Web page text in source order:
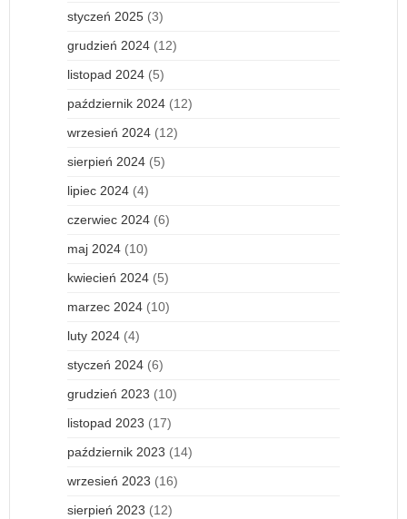
styczeń 2025 (3)
grudzień 2024 (12)
listopad 2024 (5)
październik 2024 (12)
wrzesień 2024 (12)
sierpień 2024 (5)
lipiec 2024 (4)
czerwiec 2024 (6)
maj 2024 (10)
kwiecień 2024 (5)
marzec 2024 (10)
luty 2024 (4)
styczeń 2024 (6)
grudzień 2023 (10)
listopad 2023 (17)
październik 2023 (14)
wrzesień 2023 (16)
sierpień 2023 (12)